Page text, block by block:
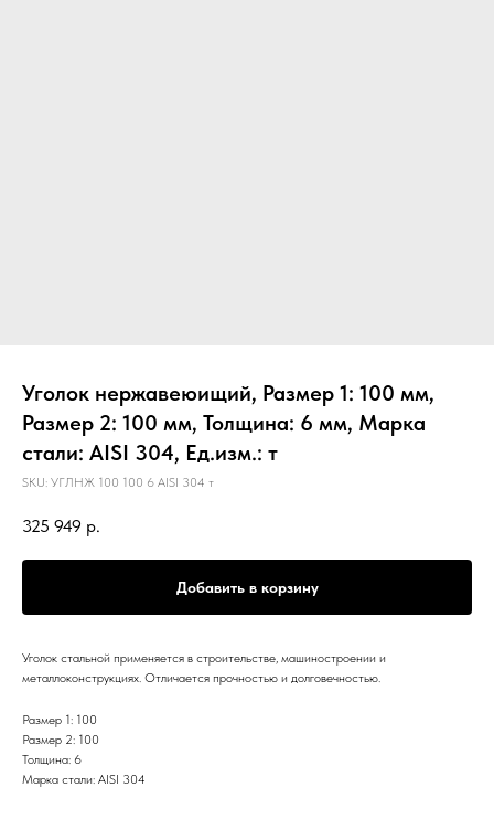
Уголок нержавеюищий, Размер 1: 100 мм,
Размер 2: 100 мм, Толщина: 6 мм, Марка
стали: AISI 304, Ед.изм.: т
SKU: УГЛНЖ 100 100 6 AISI 304 т
325 949 р.
Добавить в корзину
Уголок стальной применяется в строительстве, машиностроении и
металлоконструкциях. Отличается прочностью и долговечностью.
Размер 1: 100
Размер 2: 100
Толщина: 6
Марка стали: AISI 304